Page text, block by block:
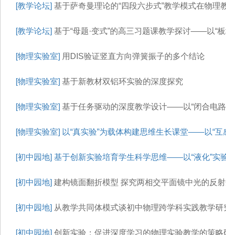
[教学论坛] 基于萨奇曼理论的“四段六步式”教学模式在物
[教学论坛] 基于“母题·变式”的高三习题课教学探讨——以“
[物理实验室] 用DIS验证竖直方向弹簧振子的多个结论
[物理实验室] 基于新教材双铝环实验的深度探究
[物理实验室] 基于任务驱动的深度教学设计——以“闭合电
[物理实验室] 以“真实验”为载体构建思维生长课堂——以“互
[初中园地] 基于创新实验培育学生科学思维——以“液化”实
[初中园地] 建构镜面翻折模型 探究两相交平面镜中光的反
[初中园地] 从教学共同体模式谈初中物理跨学科实践教学
[初中园地] 创新实验：促进深度学习的物理实验教学的策